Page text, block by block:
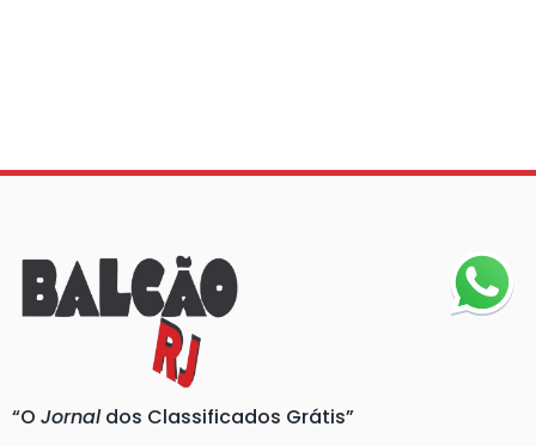
“O Jornaldos Classificados Grátis”